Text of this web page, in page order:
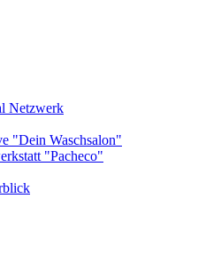
Netzwerk
"Dein Waschsalon"
"Pacheco"